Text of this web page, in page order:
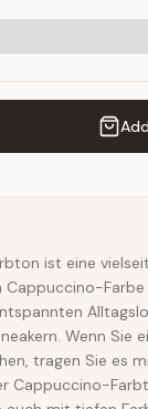
ist eine
Cappuccino-
Wenn Sie
tragen Sie es
Cappuccino-